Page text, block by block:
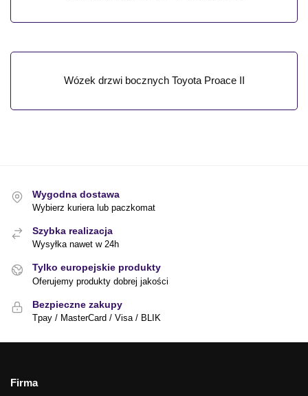
Wózek drzwi bocznych Toyota Proace II
Wygodna dostawa
Wybierz kuriera lub paczkomat
Szybka realizacja
Wysyłka nawet w 24h
Tylko europejskie produkty
Oferujemy produkty dobrej jakości
Bezpieczne zakupy
Tpay / MasterCard / Visa / BLIK
Firma